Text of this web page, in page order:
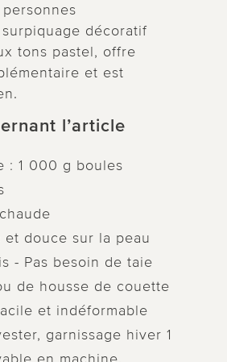
décoratif
tons pastel, offre
et est
l’article
: 1 000 g boules
et douce sur la peau
- Pas besoin de taie
de housse de couette
et indéformable
garnissage hiver 1